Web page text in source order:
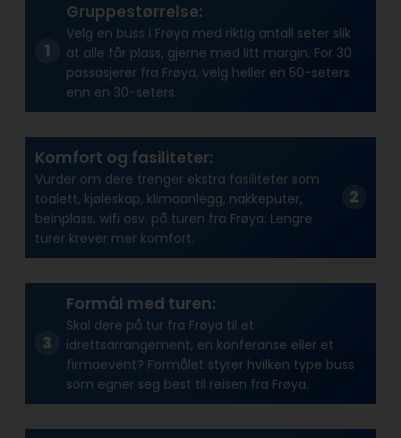
Gruppestørrelse:
Velg en buss i Frøya med riktig antall seter slik
at alle får plass, gjerne med litt margin. For 30
passasjerer fra Frøya, velg heller en 50-seters
enn en 30-seters.
Komfort og fasiliteter:
Vurder om dere trenger ekstra fasiliteter som
toalett, kjøleskap, klimaanlegg, nakkeputer,
beinplass, wifi osv. på turen fra Frøya. Lengre
turer krever mer komfort.
Formål med turen:
Skal dere på tur fra Frøya til et
idrettsarrangement, en konferanse eller et
firmaevent? Formålet styrer hvilken type buss
som egner seg best til reisen fra Frøya.